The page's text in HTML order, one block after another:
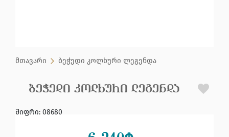
მთავარი ბეჭედი კოლხური ლეგენდა
ᲑᲔᲭᲔᲓᲘ ᲙᲝᲚᲮᲣᲠᲘ ᲚᲔᲒᲔᲜᲓᲐ
შიფრი: 08680